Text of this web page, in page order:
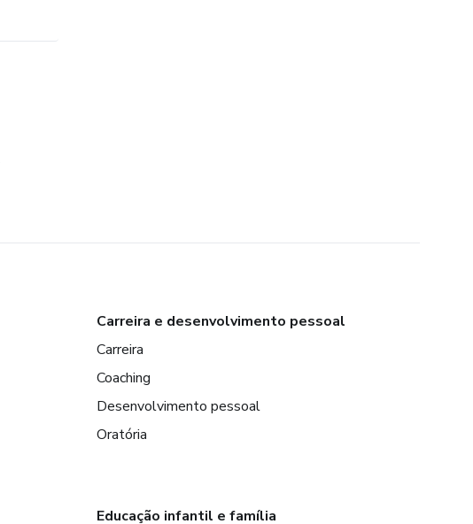
Carreira e desenvolvimento pessoal
Carreira
Coaching
Desenvolvimento pessoal
Oratória
Educação infantil e família